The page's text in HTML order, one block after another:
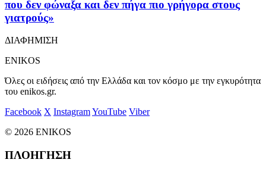
που δεν φώναξα και δεν πήγα πιο γρήγορα στους
γιατρούς»
ΔΙΑΦΗΜΙΣΗ
ENIKOS
Όλες οι ειδήσεις από την Ελλάδα και τον κόσμο με την εγκυρότητα
του enikos.gr.
Facebook X InstagramYouTube Viber
© 2026 ENIKOS
ΠΛΟΗΓΗΣΗ